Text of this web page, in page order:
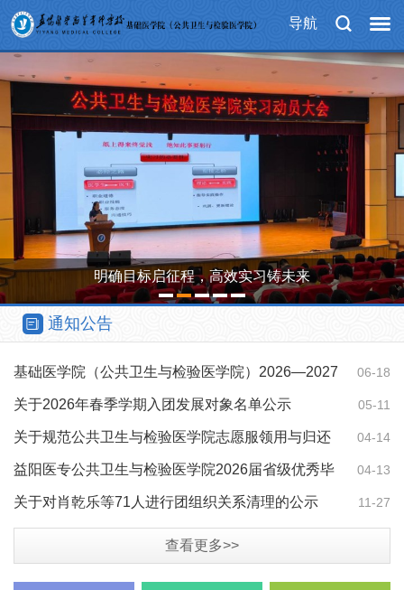
导航
明确目标启征程，高效实习铸未来
1
2 3 4 5
通知公告
06-18
基础医学院（公共卫生与检验医学院）2026—2027
学年第1学期教… 05-11
关于2026年春季学期入团发展对象名单公示
04-14
关于规范公共卫生与检验医学院志愿服领用与归还
管理的通知 04-13
益阳医专公共卫生与检验医学院2026届省级优秀毕
业生和创新创业… 11-27
关于对肖乾乐等71人进行团组织关系清理的公示
查看更多>>